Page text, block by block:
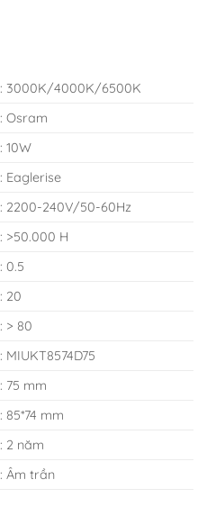
: 3000K/4000K/6500K
: Osram
: 10W
: Eaglerise
: 2200-240V/50-60Hz
: >50.000 H
: 0.5
: 20
: > 80
: MIUKT8574D75
: 75 mm
: 85*74 mm
: 2 năm
: Âm trần